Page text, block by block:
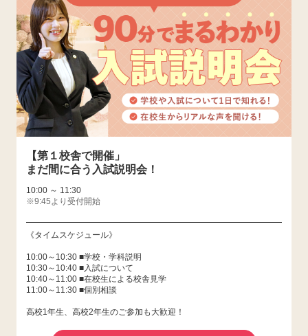
【第１校舎で開催」
まだ間に合う入試説明会！
10:00 ～ 11:30
※9:45より受付開始
《タイムスケジュール》
10:00～10:30 ■学校・学科説明
10:30～10:40 ■入試について
10:40～11:00 ■在校生による校舎見学
11:00～11:30 ■個別相談
高校1年生、高校2年生のご参加も大歓迎！